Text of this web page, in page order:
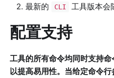
最新的
CLI 工具版本会
配置支持
工具的所有命令均同时支持命
以提高易用性。当给定命令